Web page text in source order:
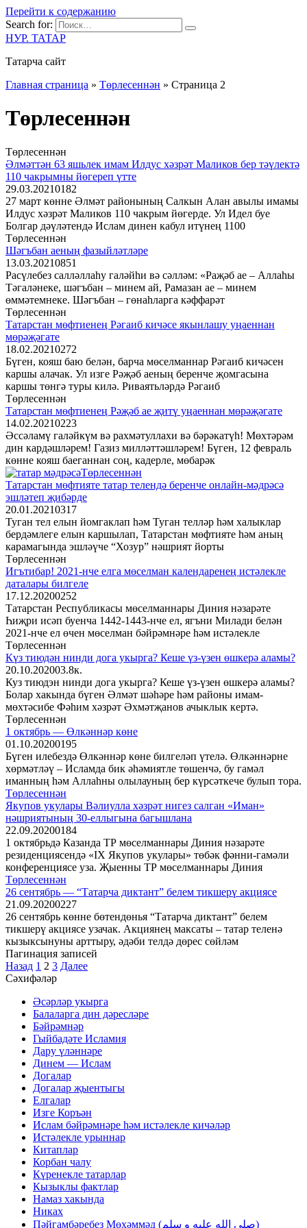
Перейти к содержанию
Search for:
НУР. ТАТАР
Татарча сайт
Главная страница » Төрлесеннән » Страница 2
Төрлесеннән
Төрлесеннән
Әлмәттән 63 яшьлек имам Илдус хәзрәт Маликов бер тәүлектә
110 чакрымны йөгереп үтте
29.03.20210182
27 март көнне Әлмәт районының Салкын Алан авылы имамы
Илдус хәзрәт Маликов 110 чакрым йөгерде. Ул Идел буе
Болгар дәүләтендә Ислам динен кабул итүнең 1100
Төрлесеннән
Шәгъбан аеның фазыйләтләре
13.03.20210851
Расүлебез салләллаһу галәйһи вә сәлләм: «Раҗәб ае – Аллаһы
Тәгаләнеке, шәгъбан – минем ай, Рамазан ае – минем
өммәтемнеке. Шәгъбан – гөнаһларга кәффарәт
Төрлесеннән
Татарстан мөфтиенең Рәгаиб кичәсе якынлашу уңаеннан
мөрәҗәгате
18.02.20210272
Бүген, кояш баю белән, барча мөселманнар Рәгаиб кичәсен
каршы алачак. Ул изге Рәҗәб аеның беренче җомгасына
каршы төнгә туры килә. Риваятьләрдә Рәгаиб
Төрлесеннән
Татарстан мөфтиенең Рәҗәб ае җитү уңаеннан мөрәҗәгате
14.02.20210223
Әссәламү галәйкүм вә рахмәтуллахи вә бәрәкатүһ! Мөхтәрәм
дин кардәшләрем! Газиз милләттәшләрем! Бүген, 12 февраль
көнне кояш баеганнан соң, кадерле, мөбарәк
Төрлесеннән
Татарстан мөфтияте татар телендә беренче онлайн-мәдрәсә
эшләтеп җибәрде
20.01.20210317
Туган тел елын йомгаклап һәм Туган телләр һәм халыклар
бердәмлеге елын каршылап, Татарстан мөфтияте һәм аның
карамагында эшләүче “Хозур” нәшрият йорты
Төрлесеннән
Игътибар! 2021-нче елга мөселман календаренең истәлекле
даталары билгеле
17.12.20200252
Татарстан Республикасы мөселманнары Диния нәзарәте
Һиҗри исәп буенча 1442-1443-нче ел, ягъни Милади белән
2021-нче ел өчен мөселман бәйрәмнәре һәм истәлекле
Төрлесеннән
Күз тиюдән нинди дога укырга? Кеше үз-үзен өшкерә аламы?
20.10.202003.8к.
Куз тиюдэн нинди дога укырга? Кеше үз-үзен өшкерә аламы?
Болар хакында бүген Әлмәт шәһәре һәм районы имам-
мөхтәсибе Фәһим хәзрәт Әхмәтҗанов ачыклык кертә.
Төрлесеннән
1 октябрь — Өлкәннәр көне
01.10.20200195
Бүген илебездә Өлкәннәр көне билгеләп үтелә. Өлкәннәрне
хөрмәтләү – Исламда бик әһәмиятле төшенчә, бу гамәл
иманның һәм Аллаһны олылауның бер күрсәткече булып тора.
Төрлесеннән
Якупов укулары Вәлиулла хәзрәт нигез салган «Иман»
нәшриятының 30-еллыгына багышлана
22.09.20200184
1 октябрьдә Казанда ТР мөселманнары Диния нәзарәте
резиденциясендә «IX Якупов укулары» төбәк фәнни-гамәли
конференциясе уза. Җыенны ТР мөселманнары Диния
Төрлесеннән
26 сентябрь — “Татарча диктант” белем тикшерү акциясе
21.09.20200227
26 сентябрь көнне бөтендөнья “Татарча диктант” белем
тикшерү акциясе узачак. Акциянең максаты – татар теленә
кызыксынуны арттыру, әдәби телдә дөрес сөйләм
Пагинация записей
Назад 1 2 3 Далее
Сәхифәләр
Әсәрләр укырга
Балаларга дин дәресләре
Бәйрәмнәр
Гыйбадәте Исламия
Дару үләннәре
Динем — Ислам
Догалар
Догалар җыентыгы
Елгалар
Изге Коръән
Ислам бәйрәмнәре һәм истәлекле кичәләр
Истәлекле урыннар
Китаплар
Корбан чалу
Күренекле татарлар
Кызыклы фактлар
Намаз хакында
Никах
Пәйгамбәребез Мөхәммәд (صلى الله عليه و سلم)